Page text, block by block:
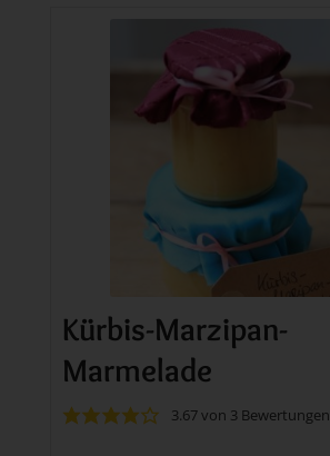
Kürbis-Marzipan-
Marmelade
3.67von 3Bewertungen